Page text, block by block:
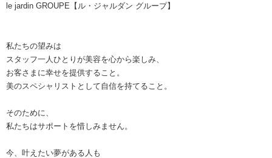
le jardin GROUPE【ル・ジャルダン グループ】
私たちの望みは
スタッフ一人ひとりが美容を心から楽しみ、
お客さまに幸せを提供すること。
美のスペシャリストとして自信を持てること。
そのために、
私たちはサポートを惜しみません。
今、叶えたい夢がある人も